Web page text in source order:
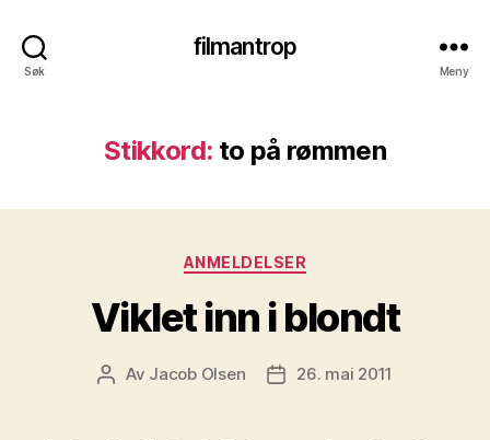
Søk
filmantrop
Meny
Stikkord: to på rømmen
Kategorier
ANMELDELSER
Viklet inn i blondt
Innleggsforfatter
Av Jacob Olsen Publiseringsdato
26. mai 2011